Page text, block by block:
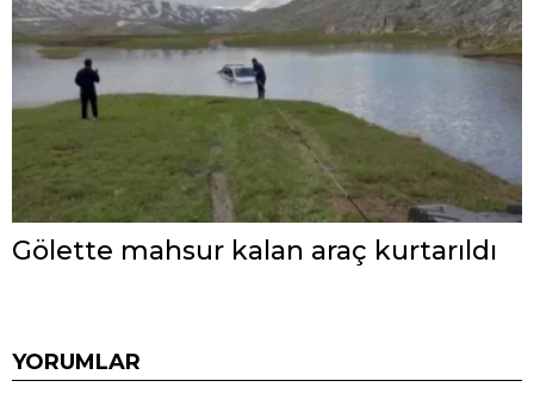
Gölette mahsur kalan araç kurtarıldı
YORUMLAR